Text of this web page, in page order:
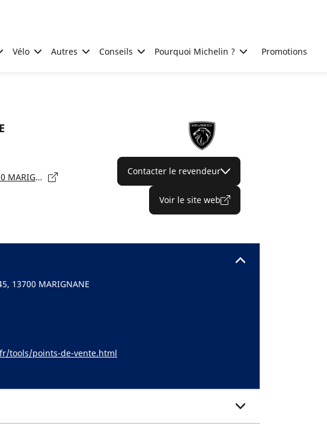
Vélo Autres Conseils Pourquoi Michelin ? Promotions
45 Avenue du 8 Mai 1945, 13700 MARIGNANE
Contacter le revendeur
Voir le site web
13700 MARIGNANE
tools/points-de-vente.html